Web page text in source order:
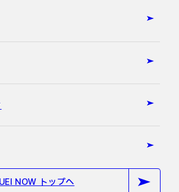
NOW トップへ